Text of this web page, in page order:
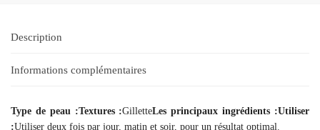
Description
Informations complémentaires
Type de peau :Textures :GilletteLes principaux ingrédients :Utiliser
:Utiliser deux fois par jour, matin et soir, pour un résultat optimal.